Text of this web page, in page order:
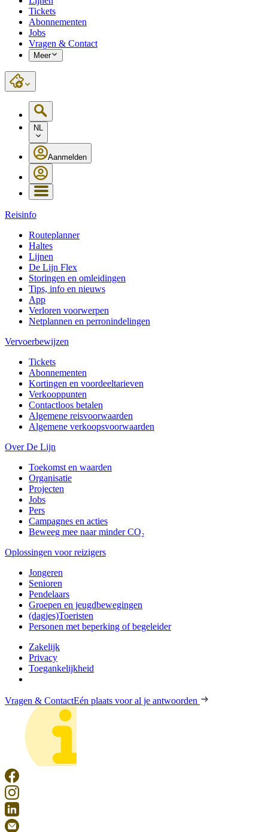
Tickets
Abonnementen
Jobs
Vragen & Contact
Meer
NL
Aanmelden
Reisinfo
Routeplanner
Haltes
Lijnen
De Lijn Flex
Storingen en omleidingen
Tips, info en nieuws
App
Verloren voorwerpen
Netplannen en perronindelingen
Vervoerbewijzen
Tickets
Abonnementen
Kortingen en voordeeltarieven
Verkooppunten
Contactloos betalen
Algemene reisvoorwaarden
Algemene verkoopsvoorwaarden
Over De Lijn
Toekomst en waarden
Organisatie
Projecten
Jobs
Pers
Campagnes en acties
Beweeg mee naar minder CO₂
Oplossingen voor reizigers
Jongeren
Senioren
Pendelaars
Groepen en jeugdbewegingen
(dagjes)Toeristen
Personen met beperking of begeleider
Zakelijk
Privacy
Toegankelijkheid
Vragen & ContactEén plaats voor al je antwoorden